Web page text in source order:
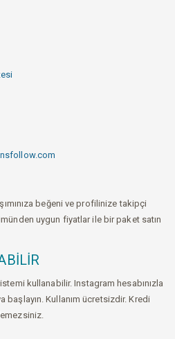
beğeni ve profilinize takipçi
uygun fiyatlar ile bir paket satın
kullanabilir. Instagram hesabınızla
başlayın. Kullanım ücretsizdir. Kredi